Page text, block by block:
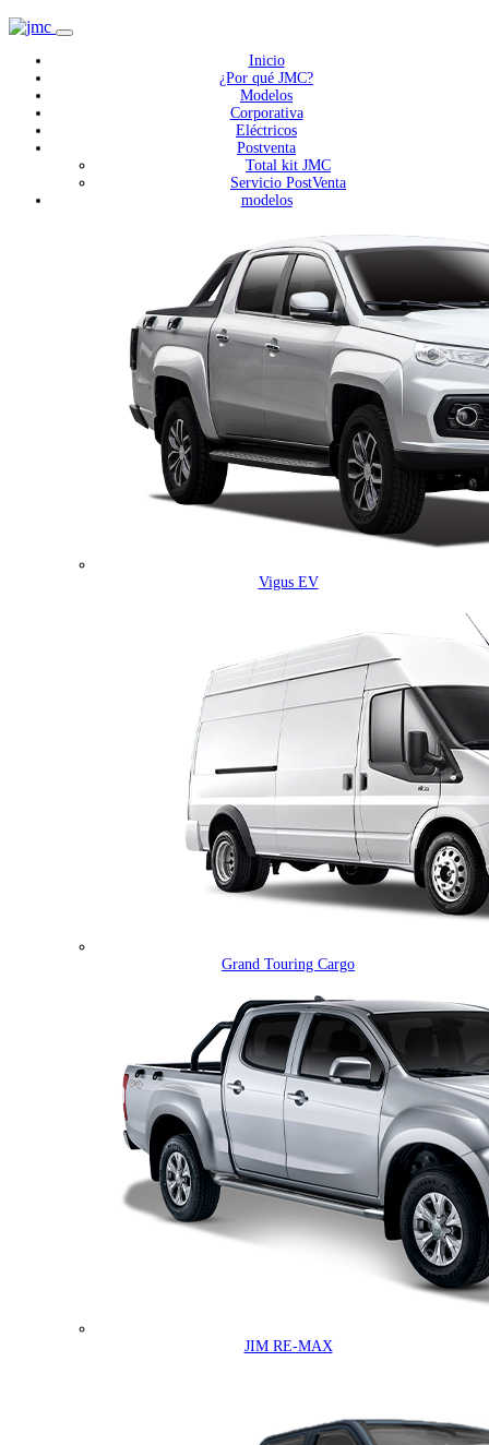
Inicio
¿Por qué JMC?
Modelos
Corporativa
Eléctricos
Postventa
Total kit JMC
Servicio PostVenta
modelos
Vigus EV
Grand Touring Cargo
JIM RE-MAX